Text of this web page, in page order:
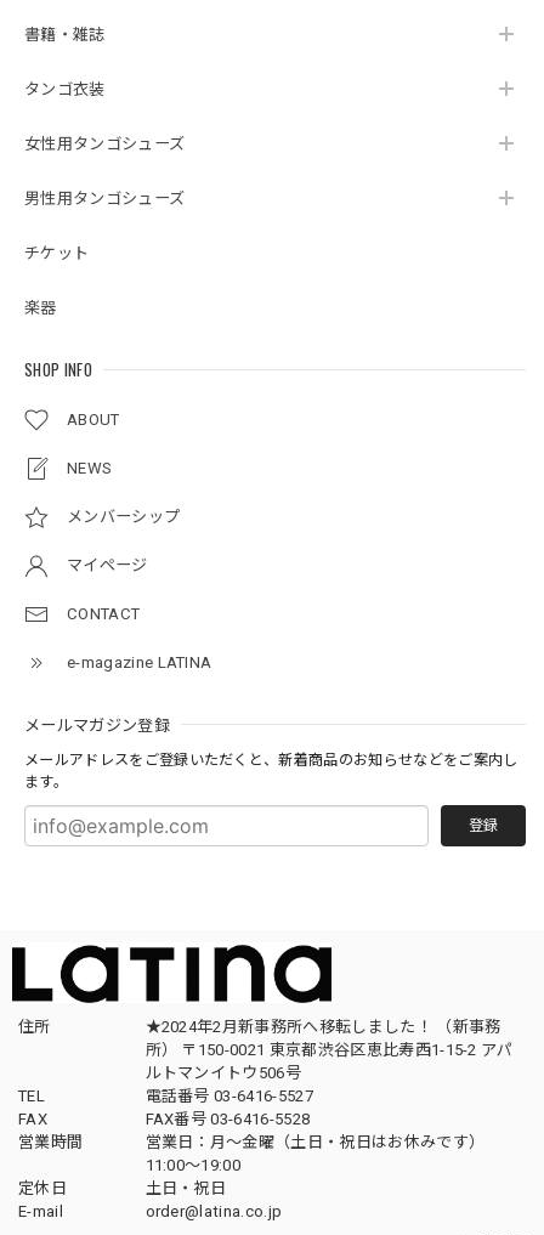
書籍・雑誌
タンゴ衣装
女性用タンゴシューズ
男性用タンゴシューズ
チケット
楽器
SHOP INFO
ABOUT
NEWS
メンバーシップ
マイページ
CONTACT
e-magazine LATINA
メールマガジン登録
メールアドレスをご登録いただくと、新着商品のお知らせなどをご案内し
ます。
登録
住所
★2024年2月新事務所へ移転しました！ （新事務
所） 〒150-0021 東京都渋谷区恵比寿西1-15-2 アパ
ルトマンイトウ506号
TEL
電話番号 03-6416-5527
FAX
FAX番号 03-6416-5528
営業時間
営業日：月〜金曜（土日・祝日はお休みです）
11:00〜19:00
定休日
土日・祝日
E-mail
order@latina.co.jp